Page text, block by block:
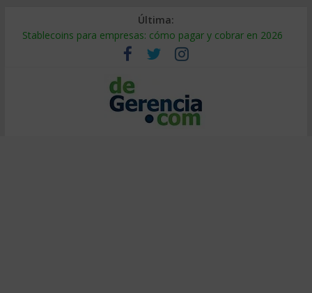
Última:
Stablecoins para empresas: cómo pagar y cobrar en 2026
Despido silencioso: qué es y por qué sale tan caro
IA en selección de personal: cómo auditarla a tiempo
Trabajo forzoso en la cadena de suministro: qué hacer
Mercado hispano de EE. UU.: cómo segmentarlo y venderle